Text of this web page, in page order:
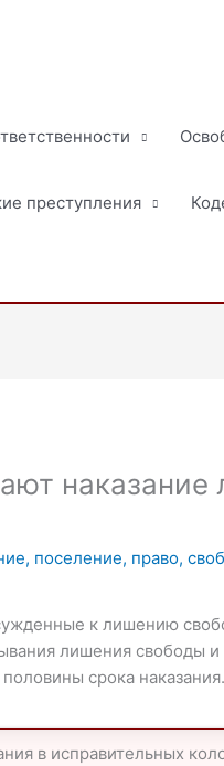
преступления
, поселение, право,
к лишению
лишения свободы
срока наказания.
в исправительных